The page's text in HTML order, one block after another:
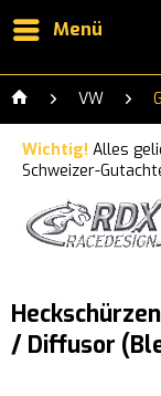
Menü
VW
Wichtig! Alles
Schweizer-
/ Diffusor